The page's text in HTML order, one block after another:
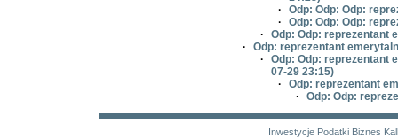
·
Odp: Odp: Odp:
·
Odp: Odp: Odp:
·
Odp: Odp: reprezentant
·
Odp: reprezentant
·
Odp: Odp: reprezentant
07-29 23:15)
·
Odp: reprezentant
·
Odp: Odp:
Inwestycje Podatki Biznes